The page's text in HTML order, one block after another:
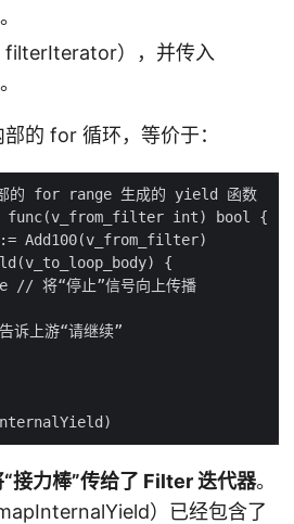
filterIterator），并传入
的 for 循环，等价于：
接力棒”传给了 Filter 迭代器。
）已经包含了